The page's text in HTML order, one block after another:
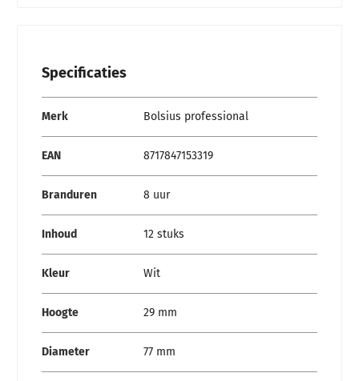
Specificaties
Merk
Bolsius professional
EAN 8717847153319
Branduren 8 uur
Inhoud 12 stuks
Kleur Wit
Hoogte 29 mm
Diameter 77 mm